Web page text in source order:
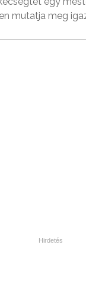
mutatja meg